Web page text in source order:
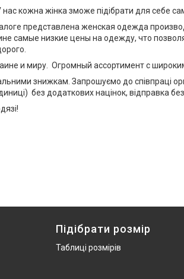
кожна жінка зможе підібрати для себе
представлена женская одежда
самые низкие цены на одежду, что
и миру. Огромный ассортимент с
знижкам. Запрошуємо до співпраці
без додаткових націнок, відправка
Підібрати розмір
Таблиці розмірів